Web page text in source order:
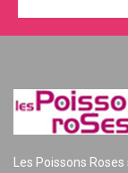
Les Poissons